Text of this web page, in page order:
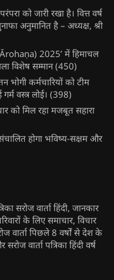
को जारी रखा है। वित्त वर्ष
अनुमानित है – अध्यक्ष, श्री
2025’ में हिमाचल
विशेष सम्मान (450)
भोगी कर्मचारियों को टीम
वस्त्र लोई। (398)
को मिल रहा मजबूत सहारा
होगा भविष्य-सक्षम और
सरोज वार्ता हिंदी, जानकार
के लिए समाचार, विचार
वार्ता पिछले 8 वर्षों से देश के
वार्ता पत्रिका हिंदी वर्ष